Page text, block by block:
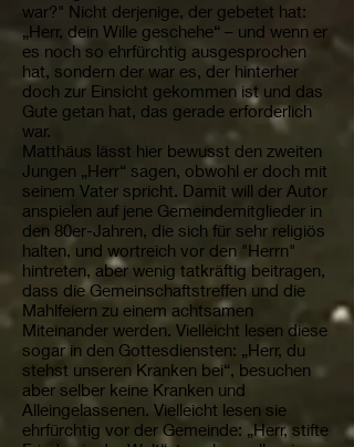
war?" Nicht derjenige, der gebetet hat:
„Herr, dein Wille geschehe“ – und wenn er
es noch so ehrfürchtig ausgesprochen
hat, sondern der war es, der hinterher
doch zur Einsicht gekommen ist und das
Gute getan hat, das gerade erforderlich
war.
Matthäus lässt hier bewusst den zweiten
Jungen „Herr“ sagen, obwohl er doch mit
seinem Vater spricht. Damit will der Autor
anspielen auf jene Gemeindemitglieder in
den 80er-Jahren, die sich für sehr religiös
halten, und wortreich vor den "Herrn"
hintreten, aber wenig tatkräftig beitragen,
dass die Gemeinschaftstreffen und die
Mahlfeiern zu einem achtsamen
Miteinander werden. Vielleicht lesen diese
sogar in den Gottesdiensten: „Herr, du
stehst unseren Kranken bei“, besuchen
aber selber keine Kranken und
Alleingelassenen. Vielleicht lesen sie
ehrfürchtig vor der Gemeinde: „Herr, stifte